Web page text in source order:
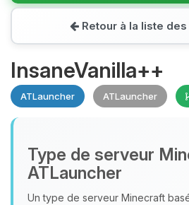
Retour à la liste
InsaneVanilla++
ATLauncher ATLauncher
Type de serveur
ATLauncher
Un type de serveur Minecraft